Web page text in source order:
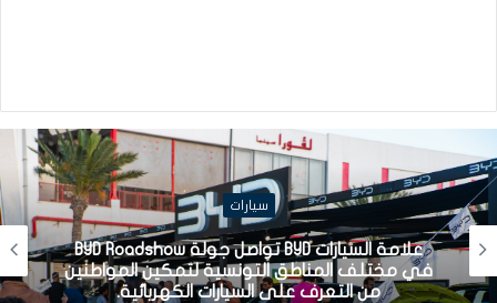
سيارات
علامة السيارات BYD تواصل جولة BYD Roadshow
في مختلف المناطق التونسية لتمكين المواطنين
من التعرف على السيارات الكهربائية.